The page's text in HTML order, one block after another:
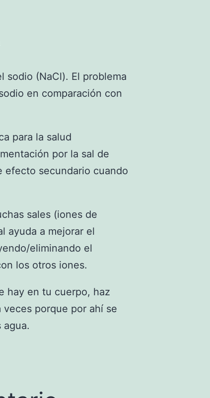
sodio (NaCl). El problema
en comparación con
para la salud
por la sal de
efecto secundario cuando
sales (iones de
ayuda a mejorar el
eliminando el
los otros iones.
hay en tu cuerpo, haz
porque por ahí se
agua.